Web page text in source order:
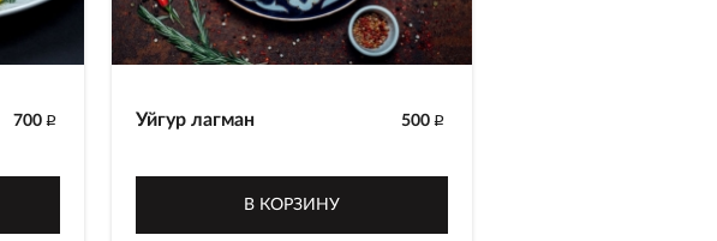
700 p
в
500 p
Уйгур лагман
говядины и овощей с домашней
В КОРЗИНУ